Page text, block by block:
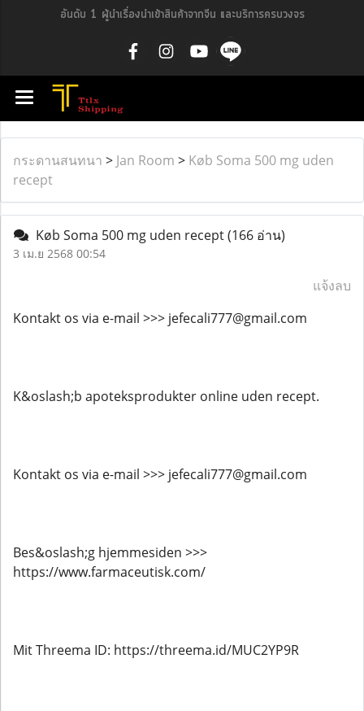
อันดับ 1 ผู้นำเรื่องนำเข้าสินค้าจากจีน และบริการครบวงจร
กระดานสนทนา > Jan Room > Køb Soma 500 mg uden
recept
Køb Soma 500 mg uden recept(166 อ่าน)
3 เม.ย 2568 00:54
แจ้งลบ
Kontakt os via e-mail >>> jefecali777@gmail.com
K&oslash;b apoteksprodukter online uden recept.
Kontakt os via e-mail >>> jefecali777@gmail.com
Bes&oslash;g hjemmesiden >>>
https://www.farmaceutisk.com/
Mit Threema ID: https://threema.id/MUC2YP9R